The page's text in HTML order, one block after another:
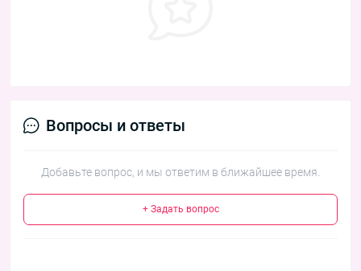
Вопросы и ответы
Добавьте вопрос, и мы ответим в ближайшее время.
+ Задать вопрос